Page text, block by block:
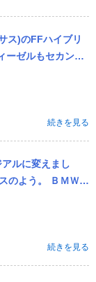
ス)のFFハイブリ
ーゼルもセカンド
ょうか？それと
続きを見る
ルに変えまし
のよう。 ＢＭＷの
かった。 ...
続きを見る